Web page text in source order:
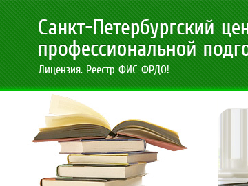
Лицензия. Реестр ФИС ФРДО!